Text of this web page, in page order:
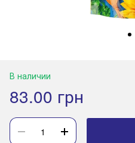
В наличии
83.00 грн